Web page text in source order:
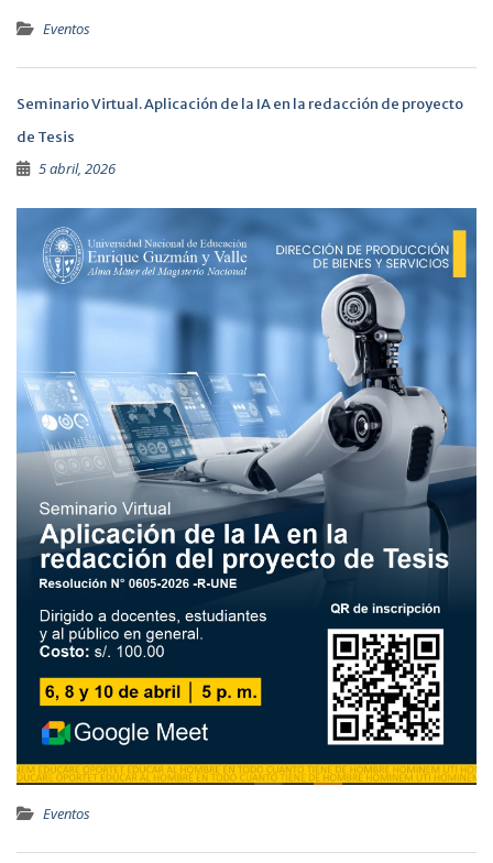
Eventos
Seminario Virtual. Aplicación de la IA en la redacción de proyecto
de Tesis
5 abril, 2026
Eventos